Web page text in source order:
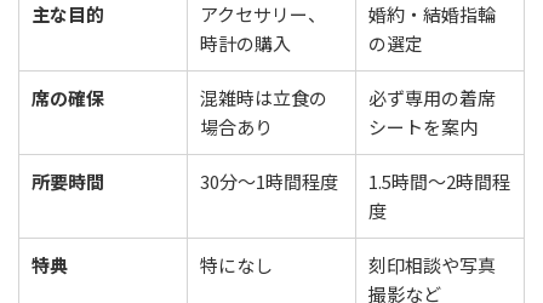
主な目的
アクセサリー、
時計の購入
婚約・結婚指輪
の選定
席の確保
混雑時は立食の
場合あり
必ず専用の着席
シートを案内
所要時間 30分〜1時間程度
1.5時間〜2時間程
度
特典 特になし
刻印相談や写真
撮影など